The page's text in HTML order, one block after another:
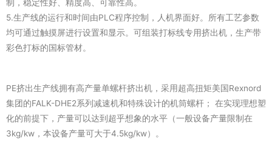
制，稳定性好、精度高、可靠性高。
5.生产线的运行和时间由PLC程序控制，人机界面好。所有工艺参数
均可通过触摸屏进行设置和显示。可组装打标线专用挤出机，生产带
彩色打标的国标管材。
PE挤出生产线拥有高产量单螺杆挤出机，采用超高扭矩美国Rexnord
集团的FALK-DHE2系列减速机和特殊设计的机筒螺杆； 在实现理想塑
化的前提下，产量可以达到超乎想象的水平（一般设备产量限制在
3kg/kw，本设备产量可大于4.5kg/kw）。